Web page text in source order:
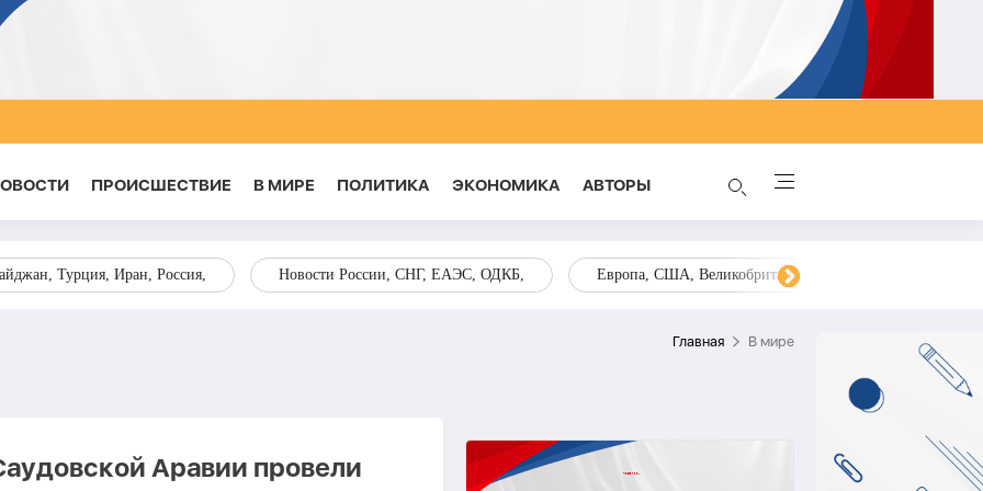
ПРОИСШЕСТВИЕ В МИРЕ ПОЛИТИКА ЭКОНОМИКА AВТОРЫ
Турция, Иран, Россия, Новости России, СНГ, ЕАЭС, ОДКБ, Европа, США, Великобритания, Украина, Запад,
Главная В мире
Аравии провели